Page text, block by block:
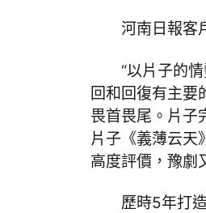
河南日報客
“以片子的
回和回復有主要
畏首畏尾。片子
片子《義薄云天
高度評價，豫劇
歷時5年打